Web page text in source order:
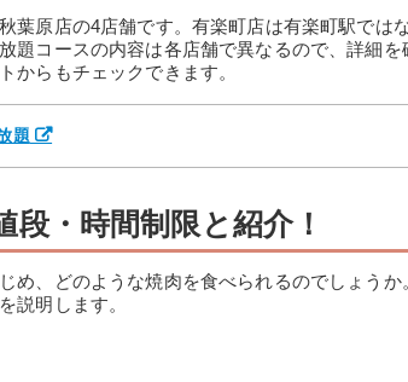
葉原店の4店舗です。有楽町店は有楽町駅では
題コースの内容は各店舗で異なるので、詳細を
からもチェックできます。
題
・時間制限と紹介！
め、どのような焼肉を食べられるのでしょうか
説明します。